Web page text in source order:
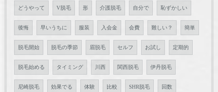
どうやって V脱毛 形 介護脱毛 自分で 恥ずかしい
後悔 早いうちに 服装 入会金 会費 難しい？ 簡単
脱毛開始 脱毛の季節 眉脱毛 セルフ お試し 定期的
脱毛始める タイミング 川西 関西脱毛 伊丹脱毛
尼崎脱毛 効果でる 体験 比較 SHR脱毛 回数